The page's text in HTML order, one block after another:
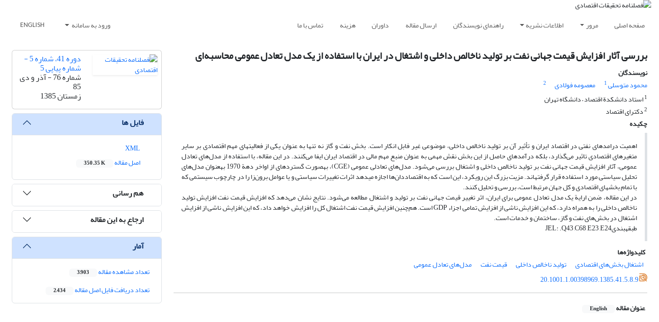
صفحه اصلی مرور اطلاعات نشریه راهنمای نویسندگان ارسال مقاله داوران هزینه تماس با ما ورود به سامانه ENGLISH
بررسی آثار افزایش قیمت جهانی نفت بر تولید ناخالص داخلی و اشتغال در ایران با استفاده از یک مدل تعادل عمومی محاسبه‌ای
نویسندگان
محمود متوسلی1 معصومه فولادی
2
1استاد دانشکدة اقتصاد – دانشگاه تهران
2دکترای اقتصاد
چکیده
اهمیت درامدهای نفتی در اقتصاد ایران و تأثیر آن بر تولید ناخالص داخلی، موضوعی غیر فابل انکار است. بخش نفت و گاز نه تنها به عنوان یکی از فعالیت‎های مهم اقتصادی بر سایر
متغیرهای اقتصادی تاثیر می‌گذارد، بلکه درآمدهای حاصل از این بخش نقش مهمی به عنوان منبع مهم مالی در اقتصاد ایران ایفا می‌کنند. در این مقاله، با استفاده از مدل‌های تعادل
عمومی، آثار افزایش قیمت جهانی نفت بر تولید ناخالص داخلی و اشتغال بررسی می‌شود. مدل‌های تعادلی عمومی (CGE)، به‎صورت گسترده‎ای از اواخر دهة 1970 به‏عنوان مدل‌های
تحلیل سیاستی مورد استفاده قرار گرفته‏اند. مزیت بزرگ این رویکرد، این است که به اقتصاددان‌ها اجازه می‏دهد اثرات تغییرات سیاستی و یا عوامل برون‌زا را در چارچوب سیستمی که
با تمام بخش‏های اقتصادی و کل جهان مرتبط است، بررسی و تحلیل کنند.
در این مقاله، ضمن ارایة یک مدل تعادل عمومی برای ایران، اثر تغییر قیمت جهانی نفت بر تولید و اشتغال مطالعه می‌شود. نتایج نشان می‌دهد که افزایش قیمت نفت افزایش تولید
ناخالص داخلی را به همراه دارد، که این افزایش ناشی از افزایش تمامی اجزاء GDP است. هم‌چنین افزایش قیمت نفت اشتغال کل را افزایش خواهد داد، که این افزایش ناشی از افزایش
اشتغال در بخش‌های نفت و گاز، ساختمان و خدمات است.
طبقه‎بندیJEL: .Q43 ,C68 ,E23 ,E24
کلیدواژه‌ها
اشتغال بخش‌های اقتصادی
تولید ناخالص داخلی قیمت نفت
مدل‌های تعادل عمومی
20.1001.1.00398969.1385.41.5.8.9
عنوان مقاله English
دوره 41، شماره 5 -
شماره پیاپی 5
شماره 76 - آذر و دی
85
زمستان 1385
فایل ها
اصل مقاله
350.35 K
هم رسانی
ارجاع به این مقاله
آمار
تعداد مشاهده مقاله 3,903
تعداد دریافت فایل اصل مقاله 2,434